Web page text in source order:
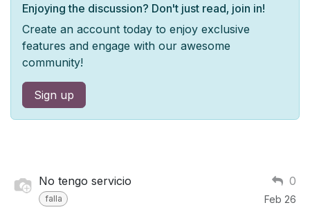
Enjoying the discussion? Don't just read, join in!
Create an account today to enjoy exclusive
features and engage with our awesome
community!
Sign up
No tengo servicio
falla
0
Feb 26